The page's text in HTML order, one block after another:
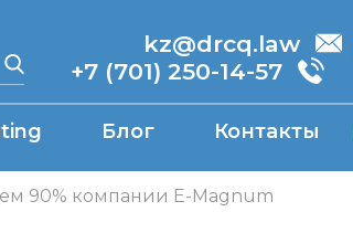
kz@drcq.law
+7 (701) 250-14-57
Блог Контакты
90% компании E-Magnum